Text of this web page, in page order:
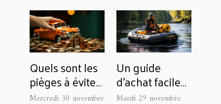
Quels sont les
pièges à éviter
lors de la
Mercredi 30 novembre
Un guide
d’achat facile
des meilleurs
Mardi 29 novembre